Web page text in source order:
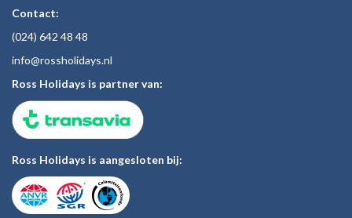
Contact:
(024) 642 48 48
info@rossholidays.nl
Ross Holidays is partner van:
Ross Holidays is aangesloten bij: